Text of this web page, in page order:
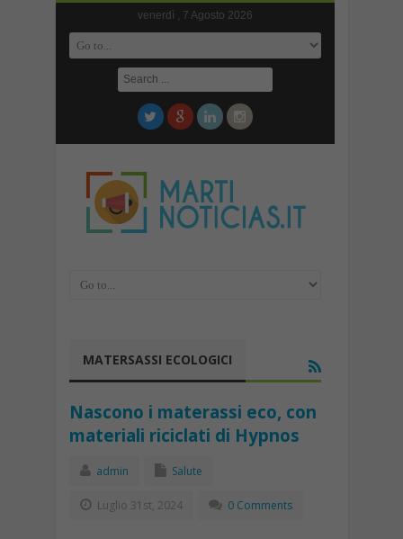
venerdì , 7 Agosto 2026
MATERSASSI ECOLOGICI
Nascono i materassi eco, con
materiali riciclati di Hypnos
admin Salute
Luglio 31st, 2024 0 Comments